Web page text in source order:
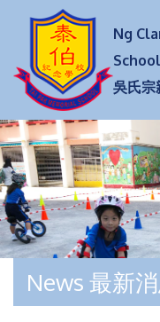
Ng
School
吳氏宗
News 最新